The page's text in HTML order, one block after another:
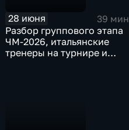
28 июня
39 мин
Разбор группового этапа
ЧМ-2026, итальянские
тренеры на турнире и